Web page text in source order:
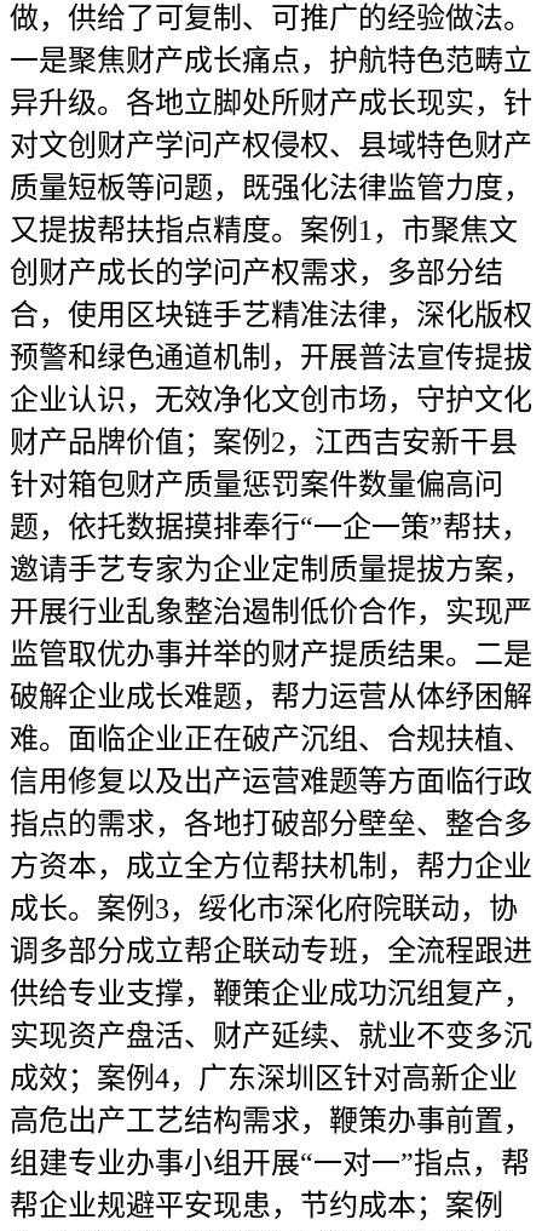
做，供给了可复制、可推广的经验做法。
一是聚焦财产成长痛点，护航特色范畴立
异升级。各地立脚处所财产成长现实，针
对文创财产学问产权侵权、县域特色财产
质量短板等问题，既强化法律监管力度，
又提拔帮扶指点精度。案例1，市聚焦文
创财产成长的学问产权需求，多部分结
合，使用区块链手艺精准法律，深化版权
预警和绿色通道机制，开展普法宣传提拔
企业认识，无效净化文创市场，守护文化
财产品牌价值；案例2，江西吉安新干县
针对箱包财产质量惩罚案件数量偏高问
题，依托数据摸排奉行“一企一策”帮扶，
邀请手艺专家为企业定制质量提拔方案，
开展行业乱象整治遏制低价合作，实现严
监管取优办事并举的财产提质结果。二是
破解企业成长难题，帮力运营从体纾困解
难。面临企业正在破产沉组、合规扶植、
信用修复以及出产运营难题等方面临行政
指点的需求，各地打破部分壁垒、整合多
方资本，成立全方位帮扶机制，帮力企业
成长。案例3，绥化市深化府院联动，协
调多部分成立帮企联动专班，全流程跟进
供给专业支撑，鞭策企业成功沉组复产，
实现资产盘活、财产延续、就业不变多沉
成效；案例4，广东深圳区针对高新企业
高危出产工艺结构需求，鞭策办事前置，
组建专业办事小组开展“一对一”指点，帮
帮企业规避平安现患，节约成本；案例